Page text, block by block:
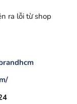
ra lỗi từ shop